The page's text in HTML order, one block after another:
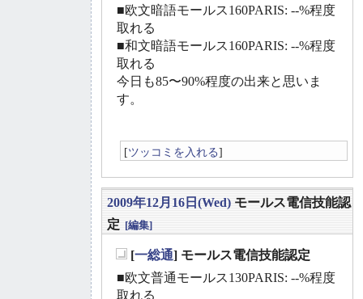
■欧文暗語モールス160PARIS: --%程度
取れる
■和文暗語モールス160PARIS: --%程度
取れる
今日も85〜90%程度の出来と思いま
す。
[ツッコミを入れる]
2009年12月16日(Wed) モールス電信技能認
定 [編集]
[一総通] モールス電信技能認定
■欧文普通モールス130PARIS: --%程度
取れる